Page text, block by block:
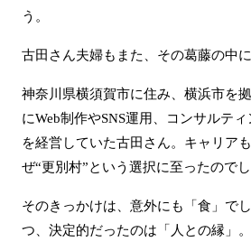
う。
古田さん夫婦もまた、その葛藤の中に
神奈川県横須賀市に住み、横浜市を
にWeb制作やSNS運用、コンサルテ
を経営していた古田さん。キャリア
ぜ“更別村”という選択に至ったのでし
そのきっかけは、意外にも「食」で
つ、決定的だったのは「人との縁」。